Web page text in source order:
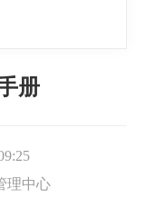
册
理中心